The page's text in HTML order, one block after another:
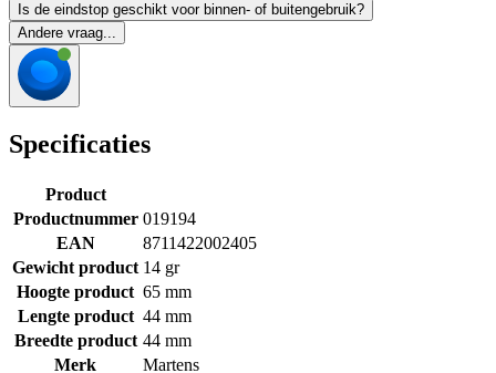
Is de eindstop geschikt voor binnen- of buitengebruik?
Andere vraag...
Specificaties
Product
Productnummer 019194
EAN
8711422002405
Gewicht product 14 gr
Hoogte product 65 mm
Lengte product 44 mm
Breedte product 44 mm
Merk
Martens